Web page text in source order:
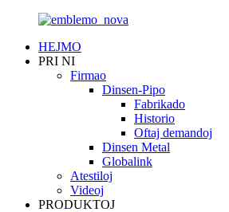
HEJMO
PRI NI
Firmao
Dinsen-Pipo
Fabrikado
Historio
Oftaj demandoj
Dinsen Metal
Globalink
Atestiloj
Videoj
PRODUKTOJ